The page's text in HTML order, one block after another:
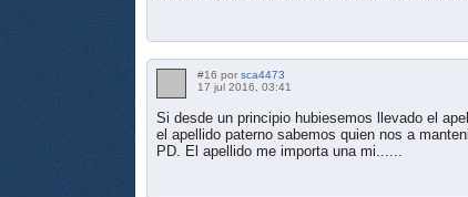
#16 por sca4473
17 jul 2016, 03:41
Si desde un principio hubiesemos llevado el
el apellido paterno sabemos quien nos a
PD. El apellido me importa una mi......